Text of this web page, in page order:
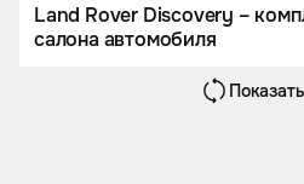
Land Rover Discovery –
салона автомобиля